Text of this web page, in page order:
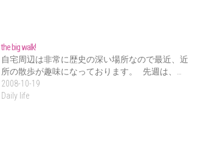
the big walk!
自宅周辺は非常に歴史の深い場所なので最近、近
所の散歩が趣味になっております。 先週は、…
2008-10-19
Daily life